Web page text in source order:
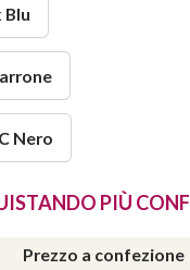
Nero
PIÙ
Prezzo a confezione